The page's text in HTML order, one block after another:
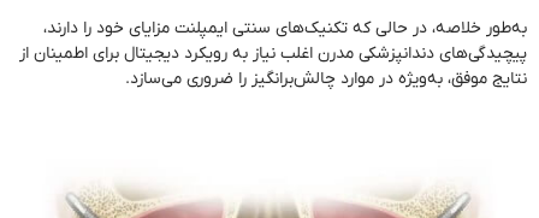
به‌طور خلاصه، در حالی که تکنیک‌های سنتی ایمپلنت مزایای خود را دارند،
پیچیدگی‌های دندانپزشکی مدرن اغلب نیاز به رویکرد دیجیتال برای اطمینان از
نتایج موفق، به‌ویژه در موارد چالش‌برانگیز را ضروری می‌سازد.